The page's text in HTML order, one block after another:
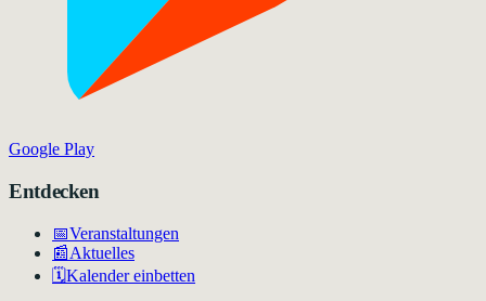
Google Play
Entdecken
📅Veranstaltungen
📰Aktuelles
🗓️Kalender einbetten